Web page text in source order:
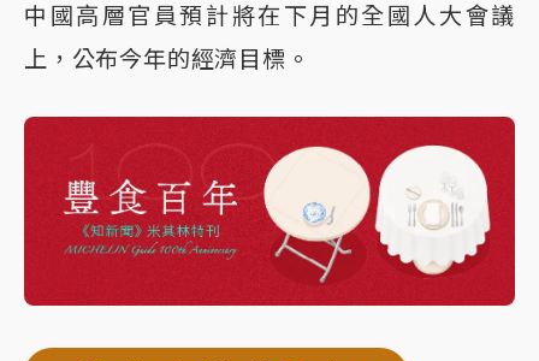
中國高層官員預計將在下月的全國人大會議
上，公布今年的經濟目標。